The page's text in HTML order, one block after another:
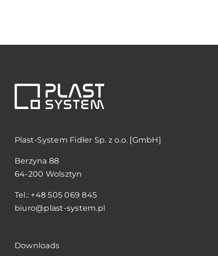
Plast-System Fidler Sp. z o.o. [GmbH]
Berzyna 88
64-200 Wolsztyn
Tel.: +48 505 069 845
biuro@plast-system.pl
Downloads